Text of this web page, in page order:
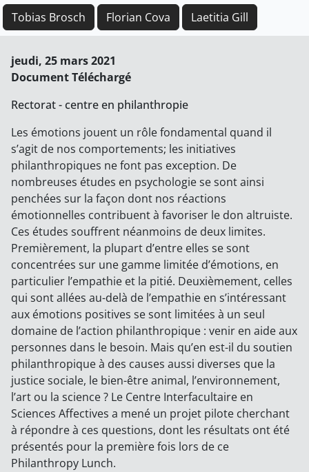
Tobias Brosch Florian Cova Laetitia Gill
jeudi, 25 mars 2021
Document Téléchargé
Rectorat - centre en philanthropie
Les émotions jouent un rôle fondamental quand il
s’agit de nos comportements; les initiatives
philanthropiques ne font pas exception. De
nombreuses études en psychologie se sont ainsi
penchées sur la façon dont nos réactions
émotionnelles contribuent à favoriser le don altruiste.
Ces études souffrent néanmoins de deux limites.
Premièrement, la plupart d’entre elles se sont
concentrées sur une gamme limitée d’émotions, en
particulier l’empathie et la pitié. Deuxièmement, celles
qui sont allées au-delà de l’empathie en s’intéressant
aux émotions positives se sont limitées à un seul
domaine de l’action philanthropique : venir en aide aux
personnes dans le besoin. Mais qu’en est-il du soutien
philanthropique à des causes aussi diverses que la
justice sociale, le bien-être animal, l’environnement,
l’art ou la science ? Le Centre Interfacultaire en
Sciences Affectives a mené un projet pilote cherchant
à répondre à ces questions, dont les résultats ont été
présentés pour la première fois lors de ce
Philanthropy Lunch.